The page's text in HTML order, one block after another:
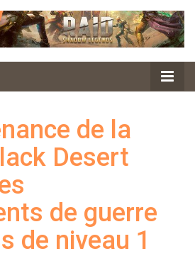
Actu
MMORPG
de la
Desert
de guerre
de niveau 1